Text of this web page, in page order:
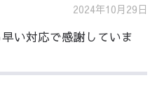
2024年10月29日
い対応で感謝していま